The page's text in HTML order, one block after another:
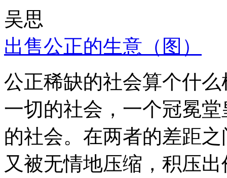
吴思
出售公正的生意（图）
公正稀缺的社会算个什
一切的社会，一个冠冕
的社会。在两者的差距
又被无情地压缩，积压